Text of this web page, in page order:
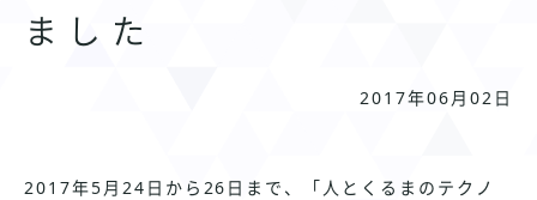
ました
2017年06月02日
2017年5月24日から26日まで、「人とくるまのテクノ